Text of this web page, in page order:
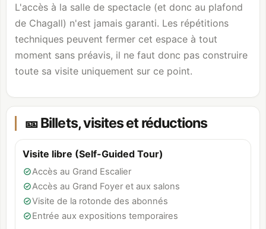
L'accès à la salle de spectacle (et donc au plafond
de Chagall) n'est jamais garanti. Les répétitions
techniques peuvent fermer cet espace à tout
moment sans préavis, il ne faut donc pas construire
toute sa visite uniquement sur ce point.
🎫 Billets, visites et réductions
Visite libre (Self-Guided Tour)
Accès au Grand Escalier
Accès au Grand Foyer et aux salons
Visite de la rotonde des abonnés
Entrée aux expositions temporaires